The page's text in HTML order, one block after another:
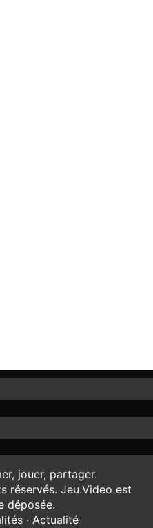
jouer, partager.
réservés. Jeu.Video est
déposée.
· Actualité